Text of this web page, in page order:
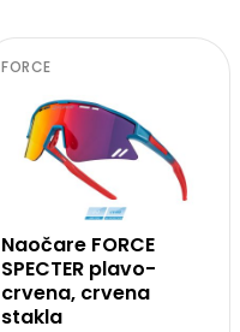
FORCE
Naočare FORCE
SPECTER plavo-
crvena, crvena
stakla